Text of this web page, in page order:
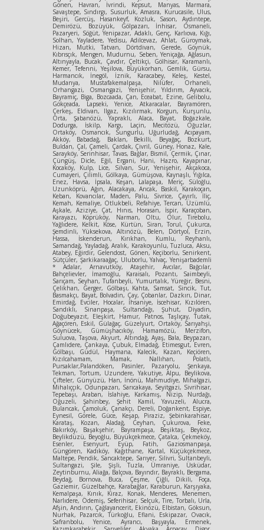
Gönen, Havran, İvrindi, Kepsut, Manyas, Marmara,
Savaştepe, Sındırgı, Susurluk, Amasra, Kurucasile, Ulus,
Beşiri, Gercüş, Hasankeyf, Kozluk, Sason, Aydıntepe,
Demirözü, Bozüyük, Gölpazarı, İnhisar, Osmaneli,
Pazaryeri, Söğüt, Yenipazar, Adaklı, Genç, Karlıova, Kığı,
Solhan, Yayladere, Yedisu, Adilcevaz, Ahlat, Güroymak,
Hizan, Mutki, Tatvan, Dörtdivan, Gerede, Göynük,
Kıbrısçık, Mengen, Mudurnu, Seben, Yeniçağa, Ağlasun,
Altınyayla, Bucak, Çavdır, Çeltikçi, Gölhisar, Karamanlı,
Kemer, Tefenni, Yeşilova, Büyükorhan, Gemlik, Gürsu,
Harmancık, İnegöl, İznik, Karacabey, Keleş, Kestel,
Mudanya, Mustafakemalpaşa, Nilüfer, Orhaneli,
Orhangazi, Osmangazi, Yenişehir, Yıldırım, Ayvacık,
Bayramiç, Biga, Bozcaada, Çan, Eceabat, Ezine, Gelibolu,
Gökçeada, Lapseki, Yenice, Atkaracalar, Bayramören,
Çerkeş, Eldivan, Ilgaz, Kızılırmak, Korgun, Kurşunlu,
Orta, Şabanözü, Yapraklı, Alaca, Bayat, Boğazkale,
Dodurga, İskilp, Kargı, Laçin, Mecitözü, Oğuzlar,
Ortaköy, Osmancık, Sungurlu, Uğurludağ, Acıpayam,
Akköy, Babadağ, Baklan, Bekilli, Beyağaç, Bozkurt,
Buldan, Çal, Çameli, Çardak, Çivril, Güney, Honaz, Kale,
Sarayköy, Serinhisar, Tavas, Bağlar, Bismil, Çermik, Çınar,
Çüngüş, Dicle, Eğil, Ergani, Hani, Hazro, Kayapınar,
Kocaköy, Kulp, Lice, Silvan, Sur, Yenişehir, Akçakoca,
Cumayeri, Çilimli, Gölkaya, Gümüşova, Kaynaşlı, Yığılca,
Enez, Havsa, İpsala, Keşan, Lalapaşa, Meriç, Süloğlu,
Uzunköprü, Ağın, Alacakaya, Arıcak, Baskil, Karakoçan,
Keban, Kovancılar, Maden, Palu, Sivrice, Çayırlı, İliç,
Kemah, Kemaliye, Otlukbeli, Refahiye, Tercan, Üzümlü,
Aşkale, Aziziye, Çat, Hınıs, Horasan, İspir, Karaçoban,
Karayazı, Köprüköy, Narman, Oltu, Olur, Tirebolu,
Yağlıdere, Kelkit, Köse, Kürtün, Siran, Torul, Çukurca,
Şemdinli, Yüksekova, Altınözü, Belen, Dörtyol, Erzin,
Hassa, İskenderun, Kırıkhan, Kumlu, Reyhanlı,
Samandağ, Yayladağ, Aralık, Karakoyunlu, Tuzluca, Aksu,
Atabey, Eğirdir, Gelendost, Gönen, Keçiborlu, Senirkent,
Sütçüler, Şarkikaraağaç, Uluborlu, Yalvaç, Yenişarbademli
* Adalar, Arnavutköy, Ataşehir, Avcılar, Bağcılar,
Bahçelievler, İmamoğlu, Karaisalı, Pozantı, Saimbeyli,
Sarıçam, Seyhan, Tufanbeyli, Yumurtalık, Yüreğir, Besni,
Çelikhan, Gerger, Gölbaşı, Kahta, Samsat, Sincik, Tut,
Basmakçı, Bayat, Bolvadin, Çay, Çobanlar, Dazkırı, Dinar,
Emirdağ, Evciler, Hocalar, İhsaniye, İscehisar, Kızılören,
Sandıklı, Sinanpaşa, Sultandağı, Şuhut, Diyadin,
Doğubeyazıt, Eleşkirt, Hamur, Patnos, Taşlıçay, Tutak,
Ağaçören, Eskil, Gülağaç, Güzelyurt, Ortaköy, Sarıyahşi,
Göynücek, Gümüşhacıköy, Hamamözü, Merzifon,
Suluova, Taşova, Akyurt, Altındağ, Ayaş, Bala, Beypazarı,
Çamlıdere, Çankaya, Çubuk, Elmadağ, Etimesgut, Evren,
Gölbaşı, Güdül, Haymana, Kalecik, Kazan, Keçiören,
Kızılcahamam, Mamak, Nallıhan, Polatlı,
Pursaklar,Palandöken, Pasinler, Pazaryolu, Şenkaya,
Tekman, Tortum, Uzundere, Yakutiye, Alpu, Beylikova,
Çifteler, Günyüzü, Han, İnönü, Mahmudiye, Mihalgazi,
Mihalıççık, Odunpazarı, Sarıcakaya, Seyitgazi, Sivrihisar,
Tepebaşı, Araban, İslahiye, Karkamış, Nizip, Nurdağı,
Oğuzeli, Şahinbey, Şehit Kamil, Yavuzeli, Alucra,
Bulancak, Çamoluk, Çanakçı, Dereli, Doğankent, Espiye,
Eynesil, Görele, Güce, Keşap, Piraziz, Şebinkarahisar,
Karataş, Kozan, Aladağ, Ceyhan, Çukurova, Feke,
Bakırköy, Başakşehir, Bayrampaşa, Beşiktaş, Beykoz,
Beylikdüzü, Beyoğlu, Büyükçekmece, Çatalca, Çekmeköy,
Esenler, Esenyurt, Eyüp, Fatih, Gaziosmanpaşa,
Güngören, Kadıköy, Kağıthane, Kartal, Küçükçekmece,
Maltepe, Pendik, Sancaktepe, Sarıyer, Silivri, Sultanbeyli,
Sultangazi, Şile, Şişli, Tuzla, Ümraniye, Üsküdar,
Zeytinburnu, Aliağa, Balçova, Bayındır, Bayraklı, Bergama,
Beydağ, Bornova, Buca, Çeşme, Çiğli, Dikili, Foça,
Gaziemir, Güzelbahçe, Karabağlar, Karaburun, Karşıyaka,
Kemalpaşa, Kınık, Kiraz, Konak, Menderes, Menemen,
Narlıdere, Ödemiş, Seferihisar, Selçuk, Tire, Torbalı, Urla,
Afşin, Andırın, Çağlayancerit, Ekinözü, Elbistan, Göksun,
Nurhak, Pazarcık, Türkoğlu, Eflani, Eskipazar, Ovacık,
Safranbolu, Yenice, Ayrancı, Başyayla, Ermenek,